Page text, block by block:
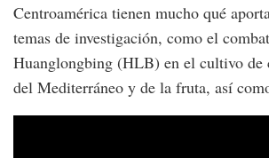
Centroamérica tienen mucho qué
temas de investigación, como el
Huanglongbing (HLB) en el cultivo de
del Mediterráneo y de la fruta, así